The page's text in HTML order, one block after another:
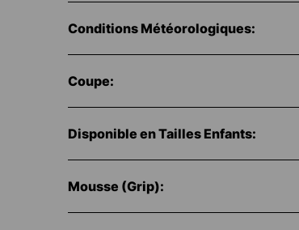
Conditions Météorologiques:
Coupe:
Disponible en Tailles Enfants:
Mousse (Grip):